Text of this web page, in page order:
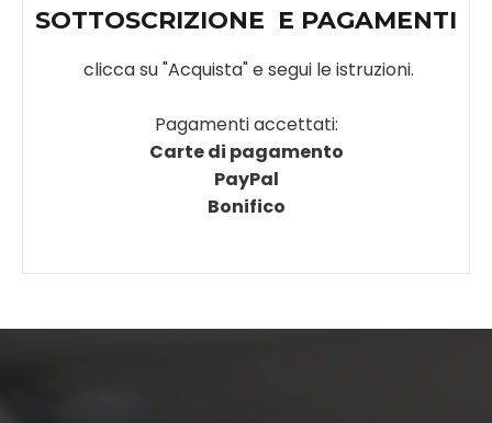
SOTTOSCRIZIONE E PAGAMENTI
clicca su "Acquista" e segui le istruzioni.
Pagamenti accettati:
Carte di pagamento
PayPal
Bonifico